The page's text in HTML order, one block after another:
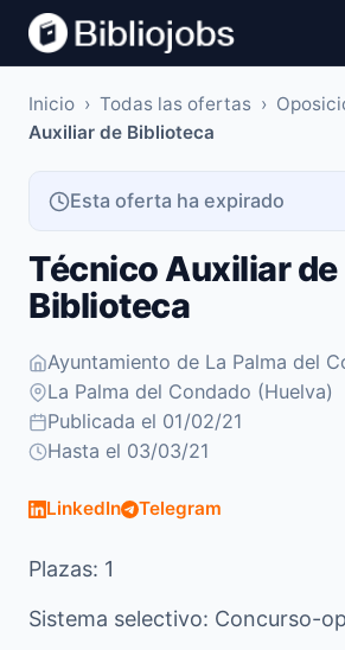
Inicio › Todas las ofertas ›
Auxiliar de Biblioteca
Esta oferta ha expirado
Técnico Auxiliar de
Biblioteca
Ayuntamiento de La Palma del
La Palma del Condado (Huelva)
Publicada el 01/02/21
Hasta el 03/03/21
LinkedIn Telegram
Plazas: 1
Sistema selectivo: Concurso-